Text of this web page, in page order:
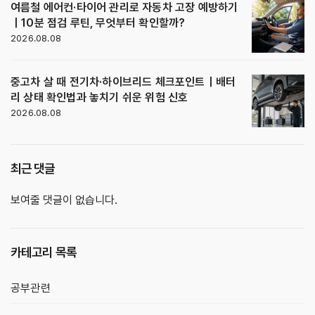
여름철 에어컨·타이어 관리로 자동차 고장 예방하기
｜10분 점검 루틴, 무엇부터 확인할까?
2026.08.08
중고차 살 때 전기차·하이브리드 체크포인트｜배터
리 상태 확인법과 놓치기 쉬운 위험 신호
2026.08.08
최근 댓글
보여줄 댓글이 없습니다.
카테고리 목록
공부관련